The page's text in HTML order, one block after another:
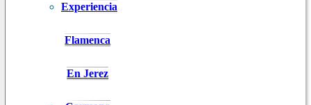
Experiencia
Flamenca
En Jerez